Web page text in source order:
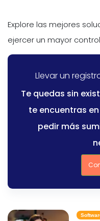
Explore las mejores
ejercer un mayor
Llevar un
Te quedas sin
te encuentras
pedir más